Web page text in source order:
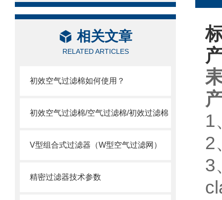
相关文章
RELATED ARTICLES
初效空气过滤棉如何使用？
初效空气过滤棉/空气过滤棉/初效过滤棉
V型组合式过滤器（W型空气过滤网）
精密过滤器技术参数
1
2
3